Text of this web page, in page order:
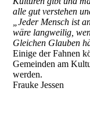
alle gut verstehen
„Jeder Mensch ist
wäre langweilig,
Gleichen Glauben
Einige der Fahnen
Gemeinden am
werden.
Frauke Jessen